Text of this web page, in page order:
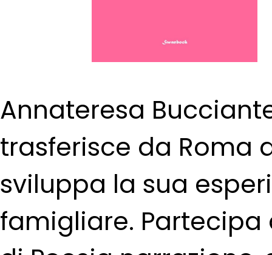
Annateresa
trasferisce da Roma
sviluppa la sua
famigliare.